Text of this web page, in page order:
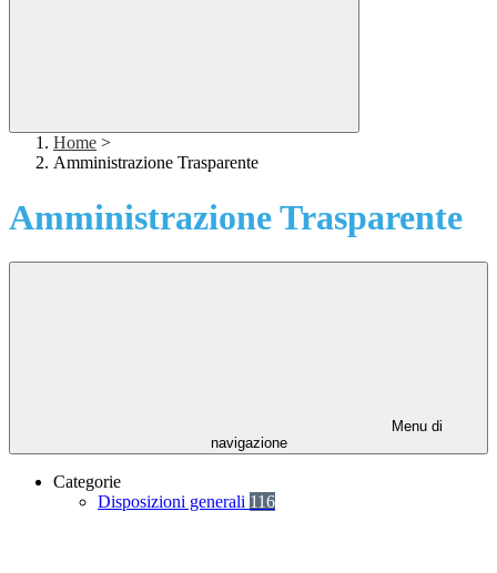
Home >
Amministrazione Trasparente
Amministrazione Trasparente
Menu di
navigazione
Categorie
Disposizioni generali 116